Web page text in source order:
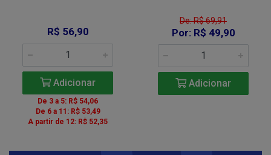
R$ 56,90
Adicionar
De 3 a 5: R$ 54,06
De 6 a 11: R$ 53,49
A partir de 12: R$ 52,35
De: R$ 69,91
Por: R$ 49,90
Adicionar